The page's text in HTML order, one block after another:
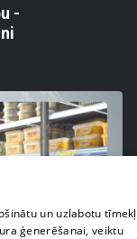
-
un uzlabotu
ģenerēšanai, veiktu